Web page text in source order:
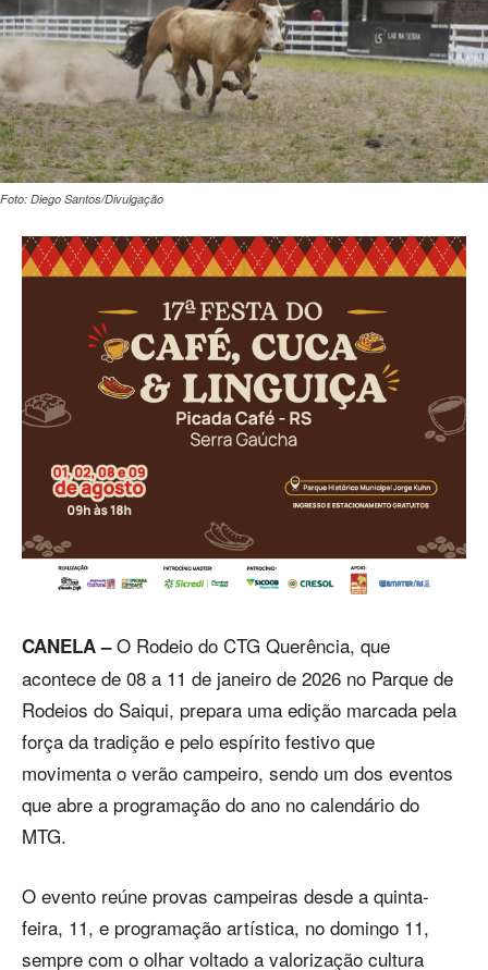
Foto: Diego Santos/Divulgação
CANELA –O Rodeio do CTG Querência, que
acontece de 08 a 11 de janeiro de 2026 no Parque de
Rodeios do Saiqui, prepara uma edição marcada pela
força da tradição e pelo espírito festivo que
movimenta o verão campeiro, sendo um dos eventos
que abre a programação do ano no calendário do
MTG.
O evento reúne provas campeiras desde a quinta-
feira, 11, e programação artística, no domingo 11,
sempre com o olhar voltado a valorização cultura